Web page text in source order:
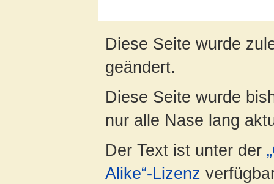
Diese Seite wurde
geändert.
Diese Seite wurde
nur alle Nase lang
Der Text ist unter der
Alike“-Lizenz